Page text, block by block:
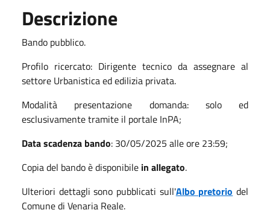
Descrizione
Bando pubblico.
Profilo ricercato: Dirigente tecnico da assegnare al
settore Urbanistica ed edilizia privata.
Modalità presentazione domanda: solo ed
esclusivamente tramite il portale InPA;
Data scadenza bando: 30/05/2025 alle ore 23:59;
Copia del bando è disponibile in allegato.
Ulteriori dettagli sono pubblicati sull'Albo pretorio del
Comune di Venaria Reale.